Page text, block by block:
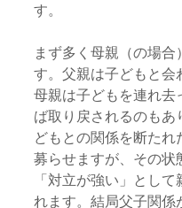
す。
まず多く母親（の場合
す。父親は子どもと会
母親は子どもを連れ去
ば取り戻されるのもあ
どもとの関係を断た
募らせますが、その状
「対立が強い」とし
れます。結局父子関係